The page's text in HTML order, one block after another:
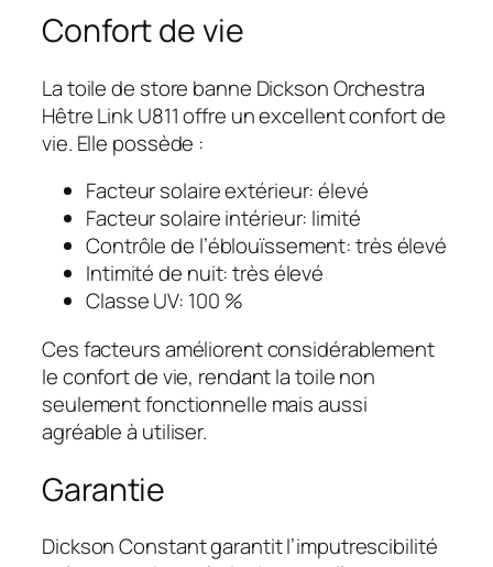
Confort de vie
La toile de store banne Dickson Orchestra
Hêtre Link U811 offre un excellent confort de
vie. Elle possède :
Facteur solaire extérieur: élevé
Facteur solaire intérieur: limité
Contrôle de l’éblouïssement: très élevé
Intimité de nuit: très élevé
Classe UV: 100 %
Ces facteurs améliorent considérablement
le confort de vie, rendant la toile non
seulement fonctionnelle mais aussi
agréable à utiliser.
Garantie
Dickson Constant garantit l’imputrescibilité